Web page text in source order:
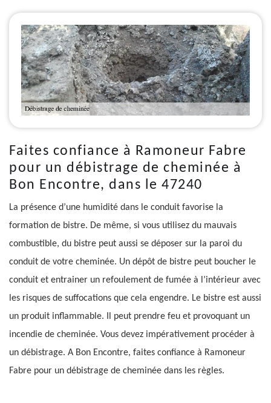
Faites confiance à Ramoneur Fabre
pour un débistrage de cheminée à
Bon Encontre, dans le 47240
La présence d’une humidité dans le conduit favorise la
formation de bistre. De même, si vous utilisez du mauvais
combustible, du bistre peut aussi se déposer sur la paroi du
conduit de votre cheminée. Un dépôt de bistre peut boucher le
conduit et entrainer un refoulement de fumée à l’intérieur avec
les risques de suffocations que cela engendre. Le bistre est aussi
un produit inflammable. Il peut prendre feu et provoquant un
incendie de cheminée. Vous devez impérativement procéder à
un débistrage. A Bon Encontre, faites confiance à Ramoneur
Fabre pour un débistrage de cheminée dans les règles.